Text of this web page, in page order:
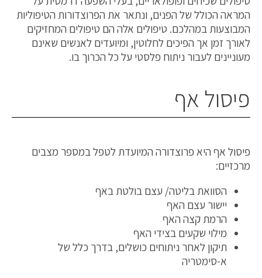
המראה הכולל של הפנים, ונתאר את הפרוצדורות הטיפוליות
המבוצעות במהלכם. טיפולים אלה הם טיפולים המחזיקים
לאורך זמן אך הפיכים לחלוטין, ומיועדים לאנשים שאינם
מעוניינים לעבור ניתוח פלסטי על כל הכרוך בו.
פיסול אף
פיסול אף היא פרוצדורה המיועדת לטפל במספר מצבים
מרכזיים:
הסוואת בליטה/ עצם בולטת באף
יישור עצם האף
הרמת קצה האף
מילוי שקעים בצידי האף
תיקון לאחר ניתוחים כושלים, בדרך כלל של
א-סימטריה